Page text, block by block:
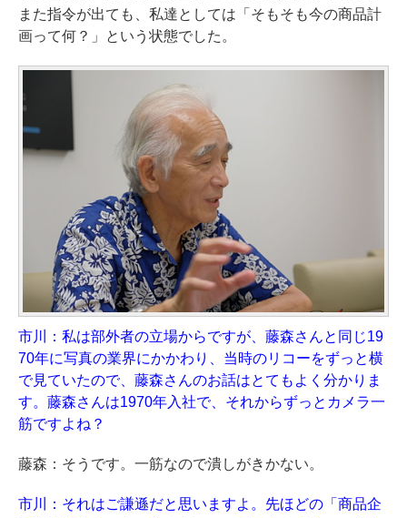
また指令が出ても、私達としては「そもそも今の商品計
画って何？」という状態でした。
市川：私は部外者の立場からですが、藤森さんと同じ19
70年に写真の業界にかかわり、当時のリコーをずっと横
で見ていたので、藤森さんのお話はとてもよく分かりま
す。藤森さんは1970年入社で、それからずっとカメラ一
筋ですよね？
藤森：そうです。一筋なので潰しがきかない。
市川：それはご謙遜だと思いますよ。先ほどの「商品企